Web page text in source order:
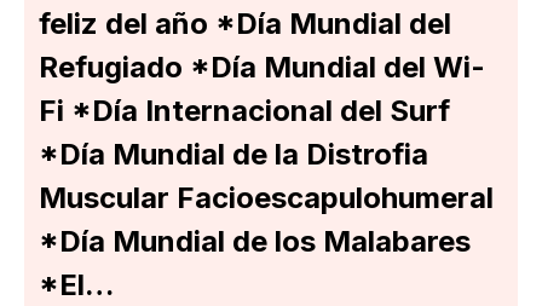
feliz del año *Día Mundial del
Refugiado *Día Mundial del Wi-
Fi *Día Internacional del Surf
*Día Mundial de la Distrofia
Muscular Facioescapulohumeral
*Día Mundial de los Malabares
*El…